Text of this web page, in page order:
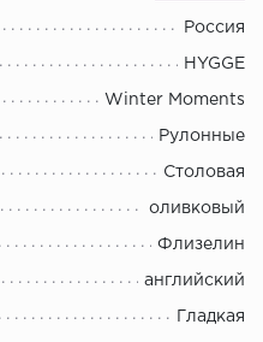
Россия
HYGGE
Winter Moments
Рулонные
Столовая
оливковый
Флизелин
английский
Гладкая